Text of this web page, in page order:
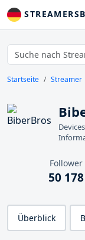
Startseite Streamer
Follower
50 178
Überblick